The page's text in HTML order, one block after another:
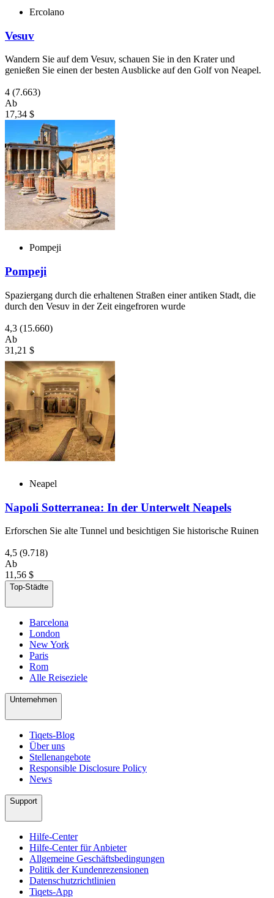
Ercolano
Vesuv
Wandern Sie auf dem Vesuv, schauen Sie in den Krater und
genießen Sie einen der besten Ausblicke auf den Golf von Neapel.
4 (7.663)
Ab
17,34 $
Pompeji
Pompeji
Spaziergang durch die erhaltenen Straßen einer antiken Stadt, die
durch den Vesuv in der Zeit eingefroren wurde
4,3 (15.660)
Ab
31,21 $
Neapel
Napoli Sotterranea: In der Unterwelt Neapels
Erforschen Sie alte Tunnel und besichtigen Sie historische Ruinen
4,5 (9.718)
Ab
11,56 $
Top-Städte
Barcelona
London
New York
Paris
Rom
Alle Reiseziele
Unternehmen
Tiqets-Blog
Über uns
Stellenangebote
Responsible Disclosure Policy
News
Support
Hilfe-Center
Hilfe-Center für Anbieter
Allgemeine Geschäftsbedingungen
Politik der Kundenrezensionen
Datenschutzrichtlinien
Tiqets-App